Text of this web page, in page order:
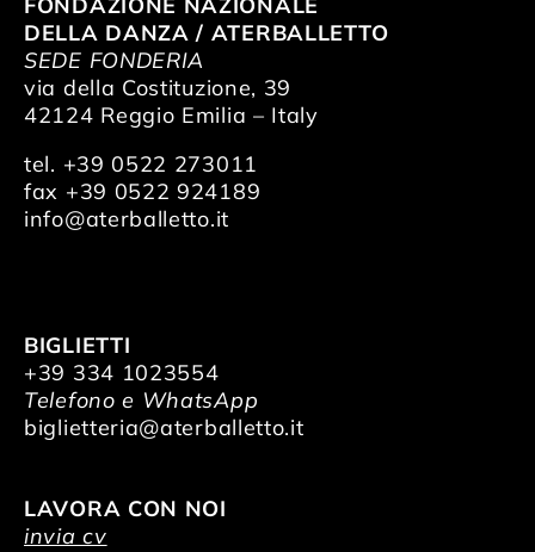
DELLA DANZA / ATERBALLETTO
SEDE FONDERIA
via della Costituzione, 39
42124 Reggio Emilia – Italy
tel. +39 0522 273011
fax +39 0522 924189
info@aterballetto.it
BIGLIETTI
+39 334 1023554
Telefono e WhatsApp
biglietteria@aterballetto.it
LAVORA CON NOI
invia cv